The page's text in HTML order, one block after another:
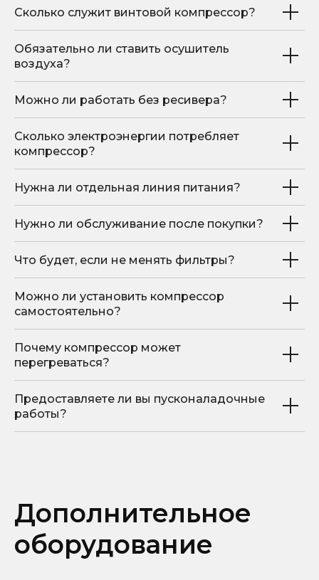
Сколько служит винтовой компрессор?
Обязательно ли ставить осушитель
воздуха?
Можно ли работать без ресивера?
Сколько электроэнергии потребляет
компрессор?
Нужна ли отдельная линия питания?
Нужно ли обслуживание после покупки?
Что будет, если не менять фильтры?
Можно ли установить компрессор
самостоятельно?
Почему компрессор может
перегреваться?
Предоставляете ли вы пусконаладочные
работы?
Дополнительное
оборудование